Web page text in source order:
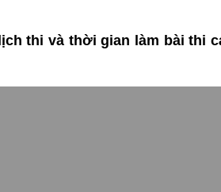
thi và thời gian làm bài thi